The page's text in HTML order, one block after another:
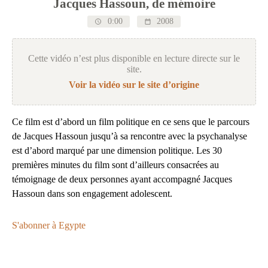
Jacques Hassoun, de mémoire
0:00 2008
Cette vidéo n’est plus disponible en lecture directe sur le
site.
Voir la vidéo sur le site d’origine
Ce film est d’abord un film politique en ce sens que le parcours
de Jacques Hassoun jusqu’à sa rencontre avec la psychanalyse
est d’abord marqué par une dimension politique. Les 30
premières minutes du film sont d’ailleurs consacrées au
témoignage de deux personnes ayant accompagné Jacques
Hassoun dans son engagement adolescent.
S'abonner à Egypte